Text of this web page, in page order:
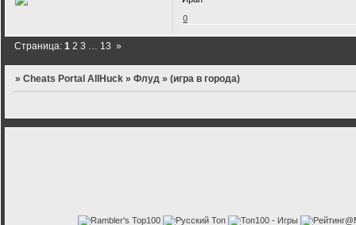
0
Страница:1 2 3 13 »
»Cheats Portal AllHuck »Флуд »(игра в города)